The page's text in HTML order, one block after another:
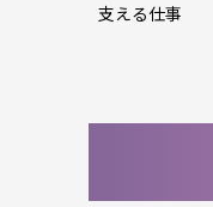
支える仕事